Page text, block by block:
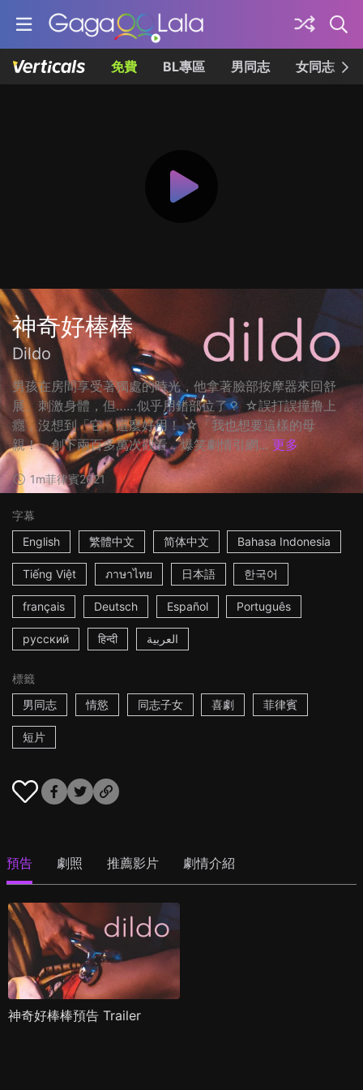
免費 BL專區 男同志 女同志
神奇好棒棒
Dildo
男孩在房間享受著獨處的時光，他拿著臉部按摩器來回舒
展、刺激身體，但……似乎用錯部位了？ ☆誤打誤撞撸上
癮，沒想到「它」這麼好用！ ☆「我也想要這樣的母
親！」創下兩百多萬次觀看，爆笑劇情引網... 更多
1m菲律賓2021
字幕
English
繁體中文 简体中文 Bahasa Indonesia
Tiếng Việt ภาษาไทย 日本語 한국어
français Deutsch Español Português
русский हिन्दी العربية
標籤
男同志
情慾 同志子女 喜劇 菲律賓
短片
預告 劇照 推薦影片 劇情介紹
神奇好棒棒預告 Trailer